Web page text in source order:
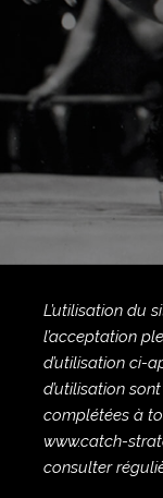
L’utilisation du
l’acceptation
d’utilisation ci-
d’utilisation
complétées à
www.catch-
consulter